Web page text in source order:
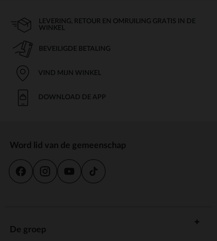
LEVERING, RETOUR EN OMRUILING GRATIS IN DE
WINKEL
BEVEILIGDE BETALING
VIND MIJN WINKEL
DOWNLOAD DE APP
Word lid van de gemeenschap
De groep